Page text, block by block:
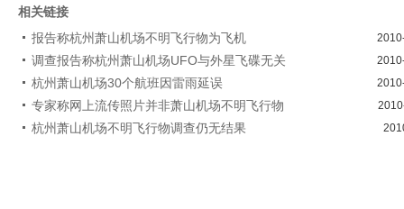
相关链接
报告称杭州萧山机场不明飞行物为飞机
调查报告称杭州萧山机场UFO与外星飞碟无关
杭州萧山机场30个航班因雷雨延误
专家称网上流传照片并非萧山机场不明飞行物
杭州萧山机场不明飞行物调查仍无结果